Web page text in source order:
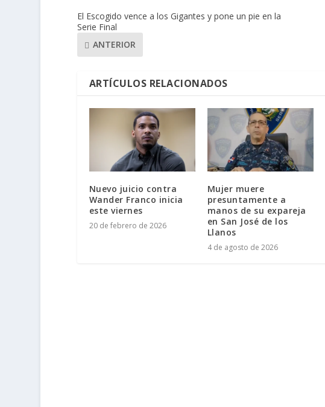
El Escogido vence a los Gigantes y pone un pie en la
Serie Final
ANTERIOR
ARTÍCULOS RELACIONADOS
Nuevo juicio contra
Wander Franco inicia
este viernes
20 de febrero de 2026
Mujer muere
presuntamente a
manos de su expareja
en San José de los
Llanos
4 de agosto de 2026